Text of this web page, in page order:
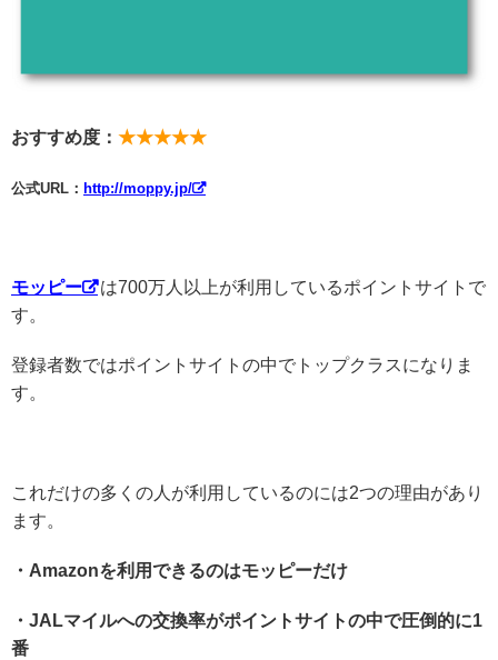
おすすめ度： ★★★★★
公式URL： http://moppy.jp/
モッピー
は700万人以上が利用しているポイントサイトで
す。
登録者数ではポイントサイトの中でトップクラスになりま
す。
これだけの多くの人が利用しているのには2つの理由があり
ます。
・Amazonを利用できるのはモッピーだけ
・JALマイルへの交換率がポイントサイトの中で圧倒的に1
番